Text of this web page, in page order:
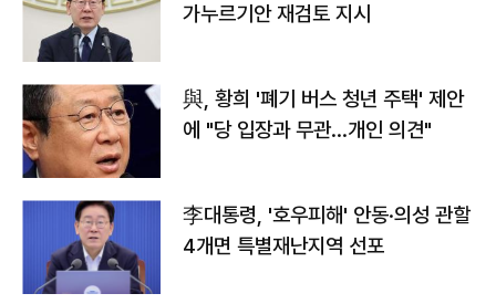
가누르기안 재검토 지시
與, 황희 '폐기 버스 청년 주택' 제안
에 "당 입장과 무관…개인 의견"
李대통령, '호우피해' 안동·의성 관할
4개면 특별재난지역 선포